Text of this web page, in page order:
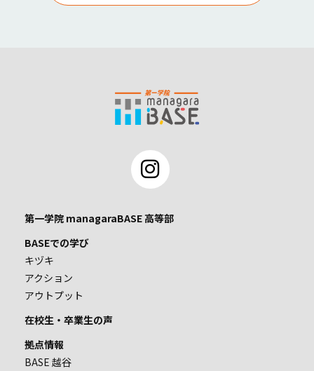
第一学院 managaraBASE 高等部
BASEでの学び
キヅキ
アクション
アウトプット
在校生・卒業生の声
拠点情報
BASE 越谷